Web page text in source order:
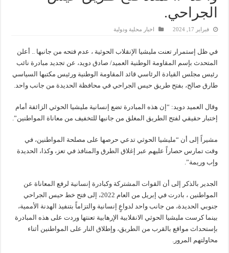
الجراحي.
فبراير 17, 2024 اخبار محلية ودولية
في ظل إستمرار تعنت مليشيا الإنقلاب الحوثية ، عدم فتحه من جانبها .. أعلن
المتحدث بإسم المقاومة الوطنية العميد/ صادق دويد، عن تجديد مبادرة نائب
رئيس مجلس القيادة الرئاسي قائد المقاومة الوطنية ورئيس مكتبها السياسي
طارق صالح، بفتح طريق حيس الجراحي في محافظة الحديدة من جانب واحد.
وقال العميد دويد: “إن هذه المبادرة تضع إنسانية مليشيا الحوثي الزائفة أمام
إختبار حقيقي لفتح الطريق المغلق من جانبها للتخفيف من معاناة المواطنين”.
مشيراً إلى أن “مليشيا الحوثي تدعي حرصها على مصلحة المواطنين، في
وقت تمارس حصاراً عليهم عبر إغلاق الطرق والمنافذ في تعز، وكذا، الحديدة
وإب وريمة”.
الجدير بالذكر إلى أن القوات المشتركة وكبادرة إنسانية لرفع المعاناة عن
المواطنين ، بادرت في إبريل من العام 2022، إلى فتح خط حيس الجراحي
جنوبي الحديدة، من جانب واحد لدواعٍ إنسانية والتزاماً بتنفيذ الهدنة الأممية،
بينما كرست مليشيا الحوثي الانقلابية الإرهابية تعنتها وردت على هذه المبادرة
بإستحداث مواقع بالقرب من الطريق، وإطلاق النار على المواطنين أثناء
محاولتهم المرور.